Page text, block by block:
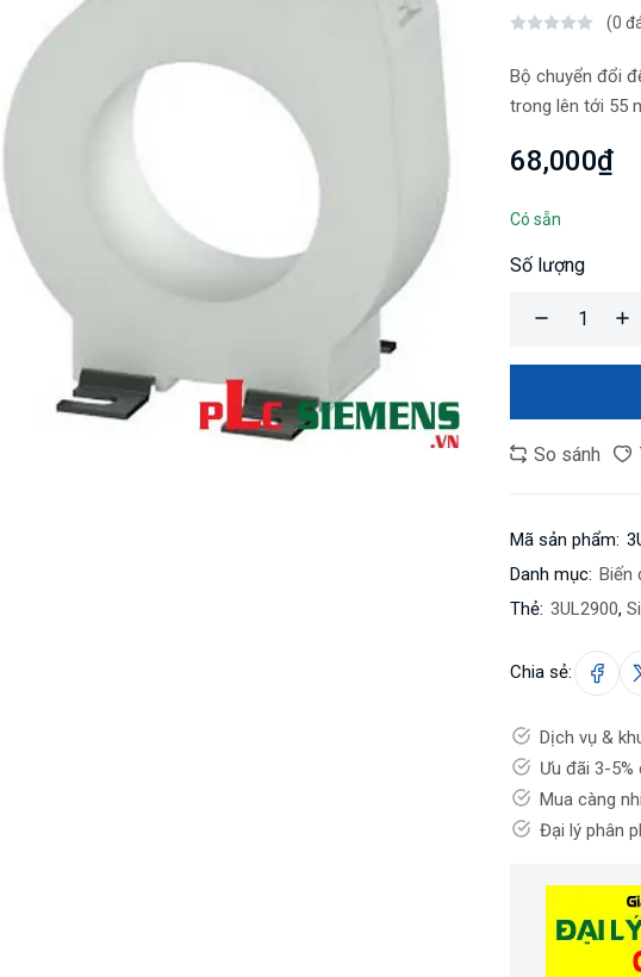
(0
Bộ chuyển đổi
trong lên tới 55
68,000₫
Có sẵn
Số lượng
So sánh
Mã sản phẩm:
Danh mục: Biến
Thẻ: 3UL2900,
Chia sẻ:
Dịch vụ &
Ưu đãi 3-
Mua càng
Đại lý phân